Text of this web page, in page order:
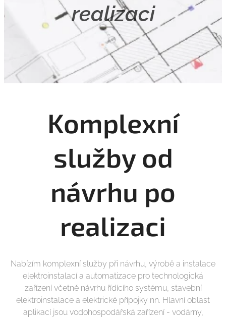
realizaci
Komplexní
služby od
návrhu po
realizaci
Nabízím komplexní služby při návrhu, výrobě a instalace
elektroinstalací a automatizace pro technologická
zařízení včetně návrhu řídícího systému, stavební
elektroinstalace a elektrické přípojky nn. Hlavní oblast
aplikací jsou vodohospodářská zařízení - vodárny,